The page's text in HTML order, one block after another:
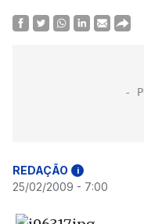
REDAÇÃO i
25/02/2009 - 7:00